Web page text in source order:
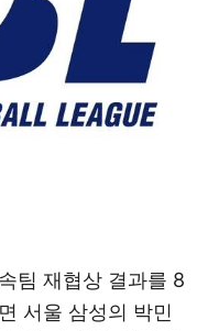
팀 재협상 결과를 8
서울 삼성의 박민